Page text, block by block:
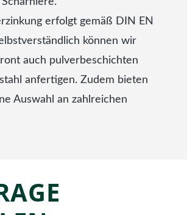
erfolgt gemäß DIN EN
können wir
auch pulverbeschichten
anfertigen. Zudem bieten
Auswahl an zahlreichen